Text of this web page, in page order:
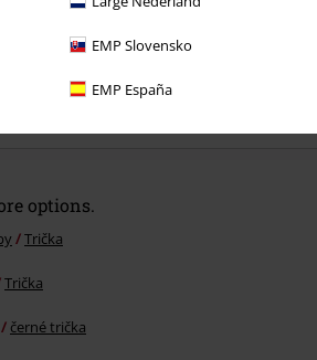
EMP Slovensko
EMP España
options.
Trička
Trička
černé trička